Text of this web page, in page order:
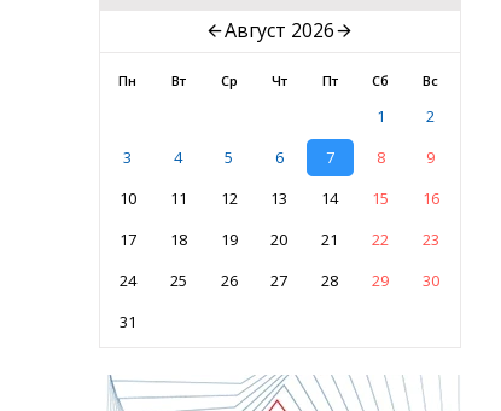
Август 2026
Пн Вт Ср Чт Пт Сб Вс
1
2
3
4 5 6 7 8
9
10
11 12 13 14 15
16
17
18 19 20 21 22
23
24
25 26 27 28 29
30
31